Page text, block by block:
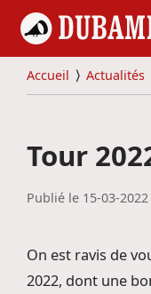
Accueil ⟩ Actualités
Tour
Publié le 15-03-2022
On est ravis de
2022, dont une